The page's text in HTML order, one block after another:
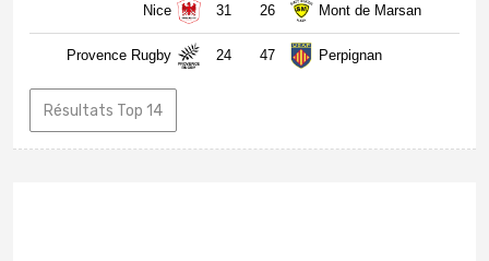
Nice 31 26 Mont de Marsan
Provence Rugby 24 47 Perpignan
Résultats Top 14